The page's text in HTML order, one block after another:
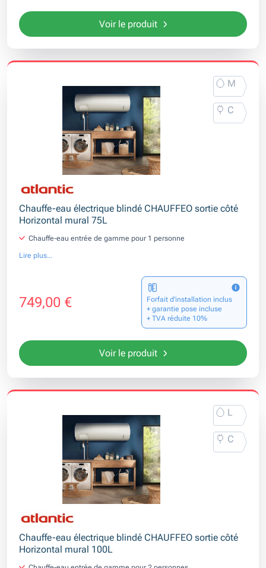
Voir le produit
M
C
Chauffe-eau électrique blindé CHAUFFEO sortie côté
Horizontal mural 75L
Chauffe-eau entrée de gamme pour 1 personne
Lire plus...
749,00 €
Forfait d’installation inclus
+ garantie pose incluse
+ TVA réduite 10%
Voir le produit
L
C
Chauffe-eau électrique blindé CHAUFFEO sortie côté
Horizontal mural 100L